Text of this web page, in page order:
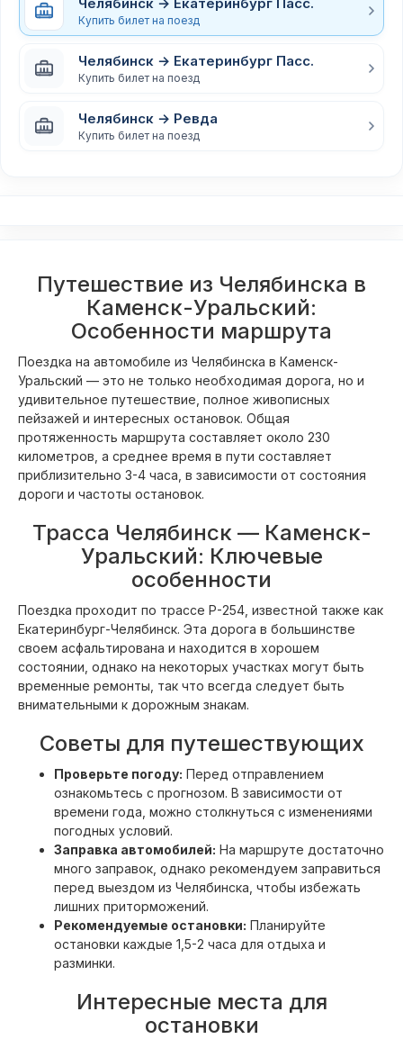
Купить билет на поезд
Челябинск → Екатеринбург Пасс.
Купить билет на поезд
Челябинск → Ревда
Купить билет на поезд
Путешествие из Челябинска в
Каменск-Уральский:
Особенности маршрута
Поездка на автомобиле из Челябинска в Каменск-
Уральский — это не только необходимая дорога, но и
удивительное путешествие, полное живописных
пейзажей и интересных остановок. Общая
протяженность маршрута составляет около 230
километров, а среднее время в пути составляет
приблизительно 3-4 часа, в зависимости от состояния
дороги и частоты остановок.
Трасса Челябинск — Каменск-
Уральский: Ключевые
особенности
Поездка проходит по трассе Р-254, известной также как
Екатеринбург-Челябинск. Эта дорога в большинстве
своем асфальтирована и находится в хорошем
состоянии, однако на некоторых участках могут быть
временные ремонты, так что всегда следует быть
внимательными к дорожным знакам.
Советы для путешествующих
Проверьте погоду: Перед отправлением
ознакомьтесь с прогнозом. В зависимости от
времени года, можно столкнуться с изменениями
погодных условий.
Заправка автомобилей: На маршруте достаточно
много заправок, однако рекомендуем заправиться
перед выездом из Челябинска, чтобы избежать
лишних приторможений.
Рекомендуемые остановки: Планируйте
остановки каждые 1,5-2 часа для отдыха и
разминки.
Интересные места для
остановки